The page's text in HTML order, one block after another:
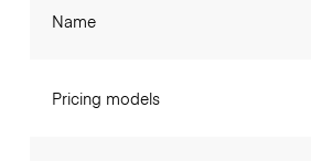
Name
Pricing models